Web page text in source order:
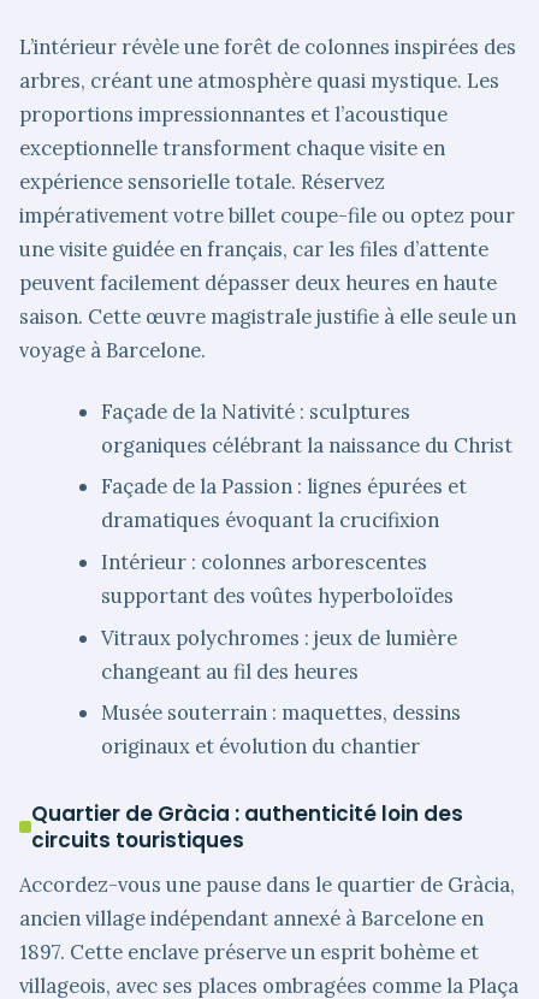
L’intérieur révèle une forêt de colonnes inspirées des
arbres, créant une atmosphère quasi mystique. Les
proportions impressionnantes et l’acoustique
exceptionnelle transforment chaque visite en
expérience sensorielle totale. Réservez
impérativement votre billet coupe-file ou optez pour
une visite guidée en français, car les files d’attente
peuvent facilement dépasser deux heures en haute
saison. Cette œuvre magistrale justifie à elle seule un
voyage à Barcelone.
Façade de la Nativité : sculptures
organiques célébrant la naissance du Christ
Façade de la Passion : lignes épurées et
dramatiques évoquant la crucifixion
Intérieur : colonnes arborescentes
supportant des voûtes hyperboloïdes
Vitraux polychromes : jeux de lumière
changeant au fil des heures
Musée souterrain : maquettes, dessins
originaux et évolution du chantier
Quartier de Gràcia : authenticité loin des
circuits touristiques
Accordez-vous une pause dans le quartier de Gràcia,
ancien village indépendant annexé à Barcelone en
1897. Cette enclave préserve un esprit bohème et
villageois, avec ses places ombragées comme la Plaça